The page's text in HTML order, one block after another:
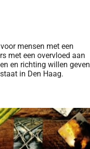
mensen met een
met een overvloed aan
en richting willen geven
in Den Haag.